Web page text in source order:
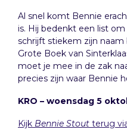
Al snel komt Bennie
is. Hij bedenkt een list
schrijft stiekem zijn naam
Grote Boek van
moet je mee in de zak
precies zijn waar Bennie
KRO – woensdag 5
Kijk Bennie Stout terug